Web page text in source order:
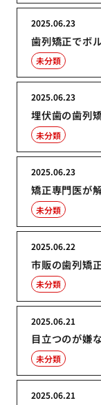
歯列矯正でボ
2025.06.23
未分類
埋伏歯の歯列
2025.06.23
未分類
矯正専門医が
2025.06.23
未分類
市販の歯列矯
2025.06.22
未分類
目立つのが嫌
2025.06.21
未分類
2025.06.21